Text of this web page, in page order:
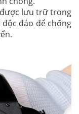
lưu trữ trong
đáo để chống